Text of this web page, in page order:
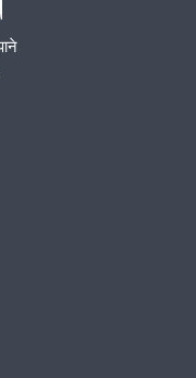
प्रहरी साझेदारी
सरकारी वकील